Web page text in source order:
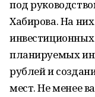
под
Хабирова. На
планируемых
рублей и
мест. Не менее